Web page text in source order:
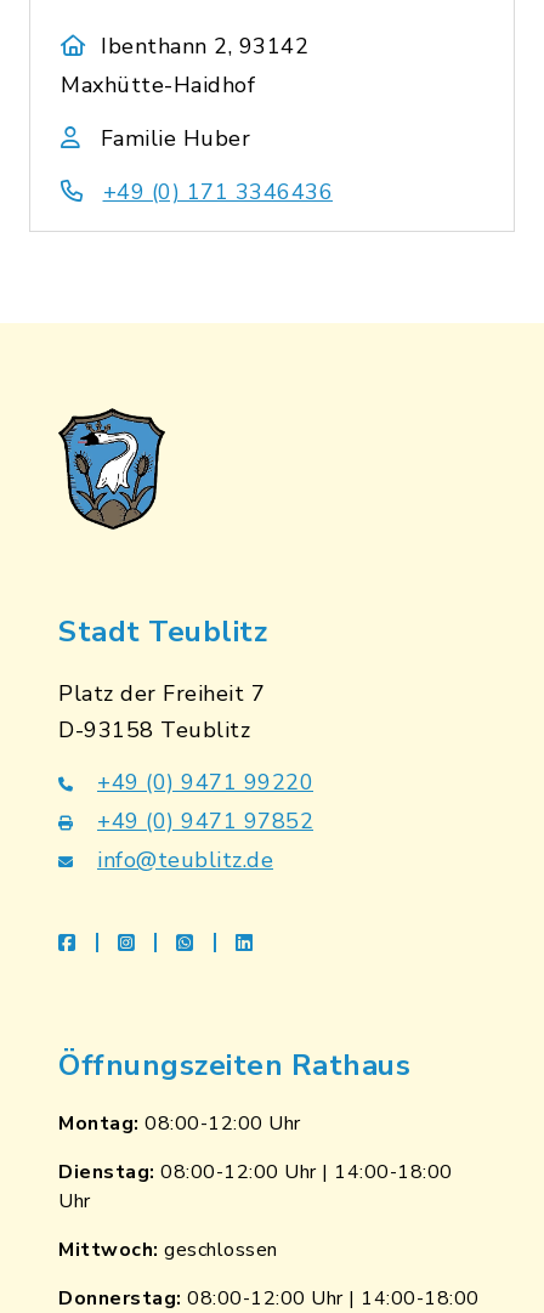
Ibenthann 2, 93142
Maxhütte-Haidhof
Familie Huber
+49 (0) 171 3346436
Stadt Teublitz
Platz der Freiheit 7
D-93158 Teublitz
+49 (0) 9471 99220
+49 (0) 9471 97852
info@teublitz.de
facebookinstagramwhatsapplinkedin
Öffnungszeiten Rathaus
Montag: 08:00-12:00 Uhr
Dienstag: 08:00-12:00 Uhr | 14:00-18:00
Uhr
Mittwoch: geschlossen
Donnerstag: 08:00-12:00 Uhr | 14:00-18:00